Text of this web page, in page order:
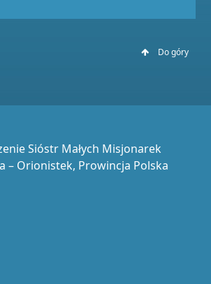
Do góry
Sióstr Małych Misjonarek
– Orionistek, Prowincja Polska